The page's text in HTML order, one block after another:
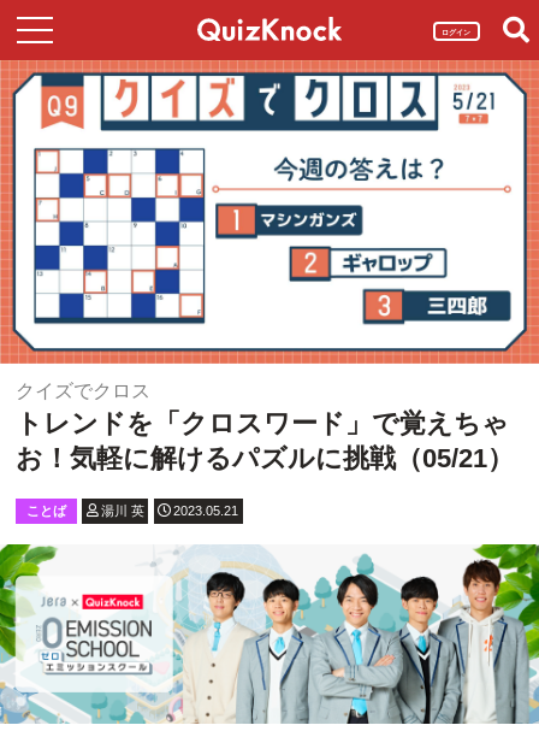
ログイン
クイズでクロス
トレンドを「クロスワード」で覚えちゃ
お！気軽に解けるパズルに挑戦（05/21）
ことば 湯川 英 2023.05.21